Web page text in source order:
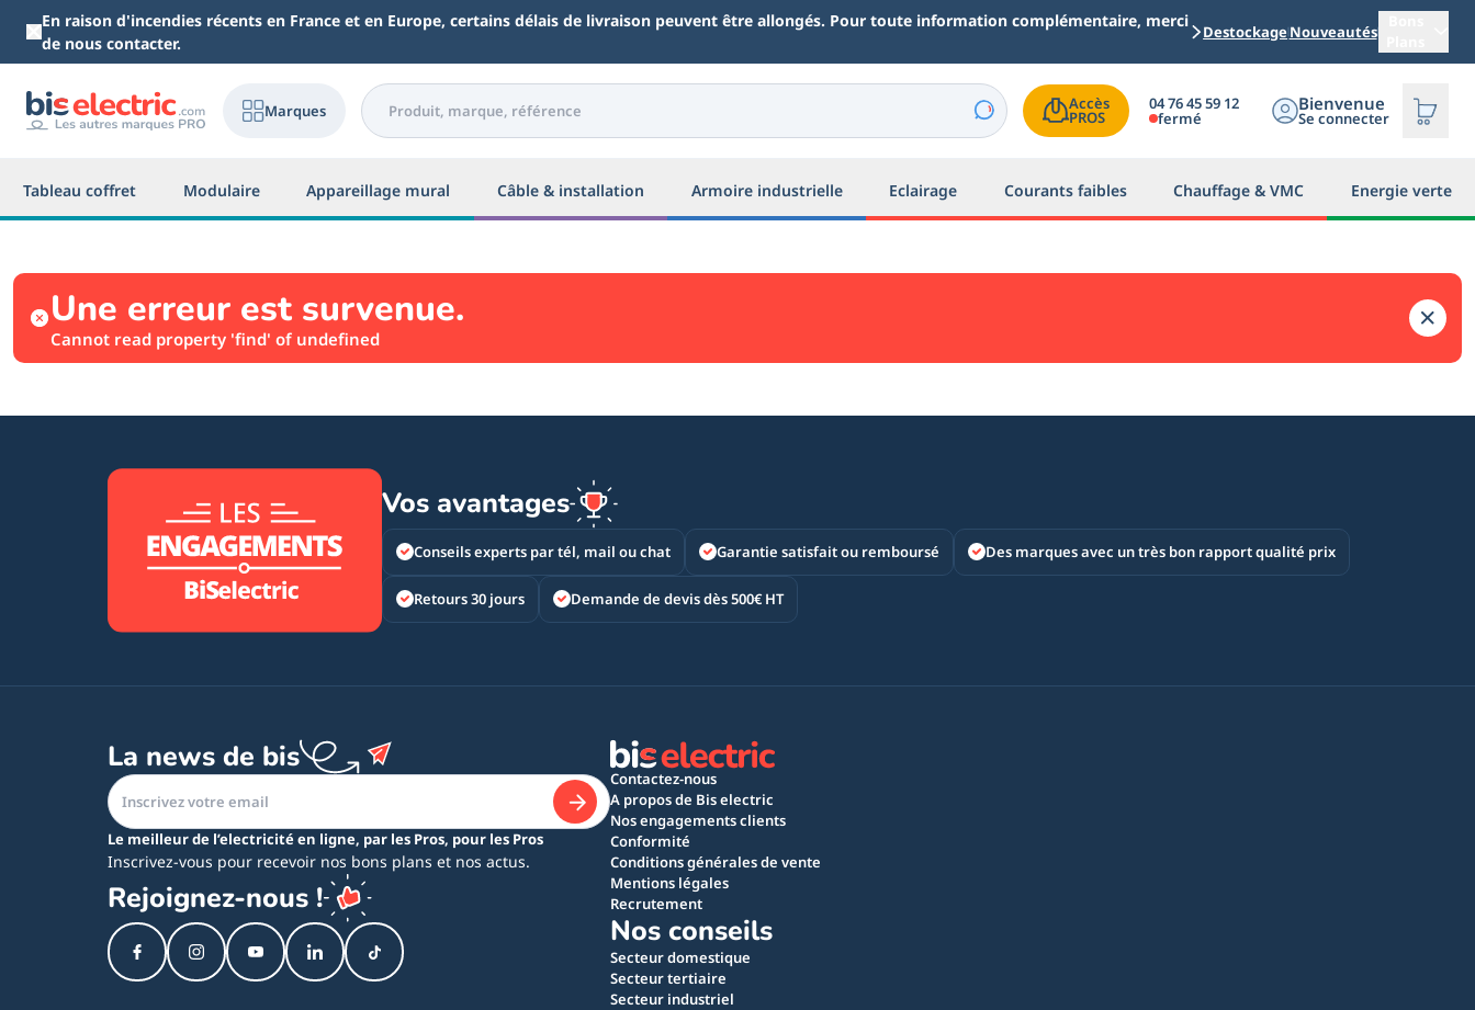
Aller au contenu principal
En raison d'incendies récents en France et en Europe, certains délais de livraison peuvent être allongés. Pour toute information complémentaire, merci
de nous contacter.
DestockageNouveautés
Marques Accès
PROS
04 76 45 59 12
fermé
Bienvenue
Se connecter
Tableau coffret Modulaire Appareillage mural Câble & installation Armoire industrielle Eclairage Courants faibles Chauffage & VMC Energie verte
Une erreur est survenue.
Cannot read property 'find' of undefined
Vos avantages
Conseils experts par tél, mail ou chat Garantie satisfait ou remboursé Des marques avec un très bon rapport qualité prix
Retours 30 jours Demande de devis dès 500€ HT
La news de bis
Le meilleur de l’electricité en ligne, par les Pros, pour les Pros
Inscrivez-vous pour recevoir nos bons plans et nos actus.
Rejoignez-nous !
Contactez-nous
A propos de Bis electric
Nos engagements clients
Conformité
Conditions générales de vente
Mentions légales
Recrutement
Nos conseils
Secteur domestique
Secteur tertiaire
Secteur industriel